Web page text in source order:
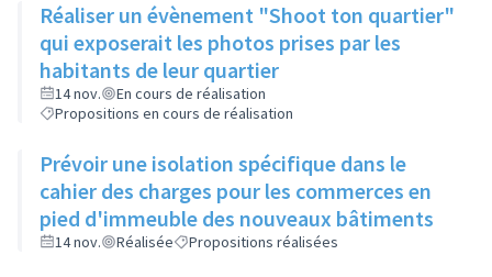
Réaliser un évènement "Shoot ton quartier"
qui exposerait les photos prises par les
habitants de leur quartier
14 nov.
En cours de réalisation
Propositions en cours de réalisation
Prévoir une isolation spécifique dans le
cahier des charges pour les commerces en
pied d'immeuble des nouveaux bâtiments
14 nov. Réalisée Propositions réalisées